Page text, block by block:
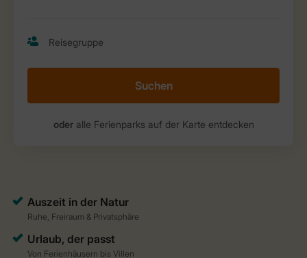
Suchen
oderalle Ferienparks auf der Karte entdecken